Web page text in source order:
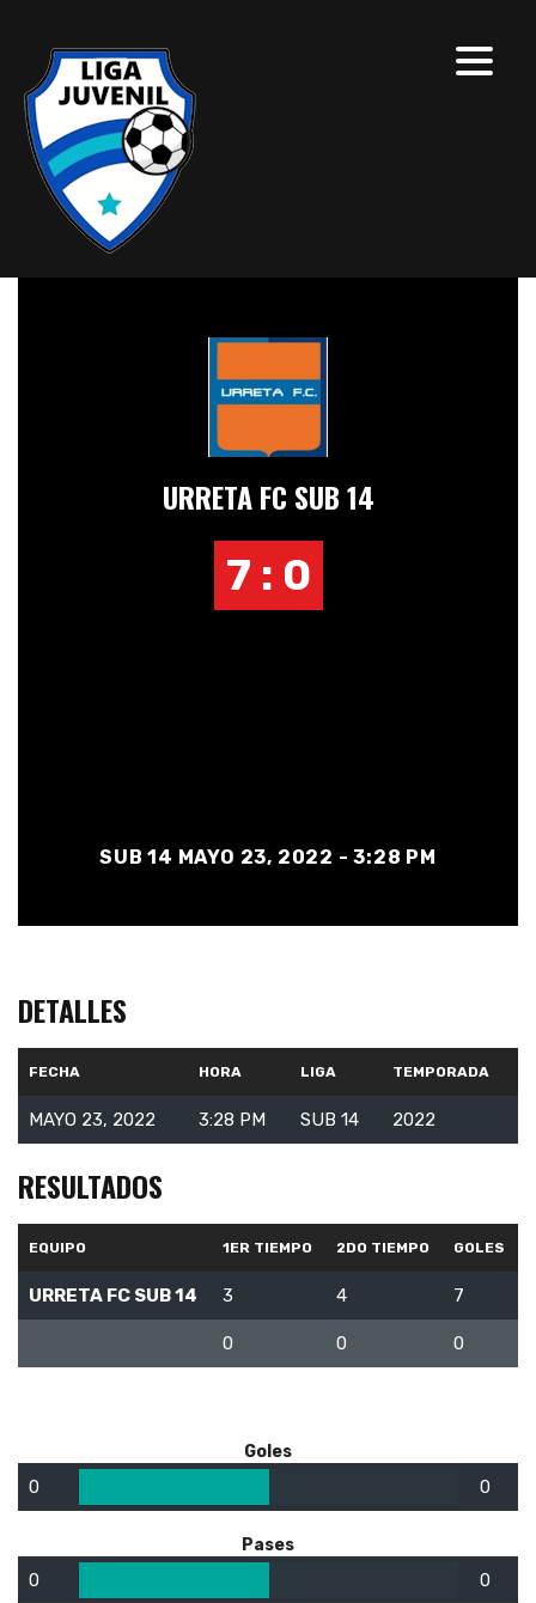
URRETA FC SUB 14
7 : 0
SUB 14 MAYO 23, 2022 - 3:28 PM
DETALLES
FECHA HORA LIGA TEMPORADA
MAYO 23, 2022 3:28 PM SUB 14 2022
RESULTADOS
EQUIPO 1ER TIEMPO 2DO TIEMPO GOLES
URRETA FC SUB 14 3 4 7
0 0 0
Goles
0 0
Pases
0 0